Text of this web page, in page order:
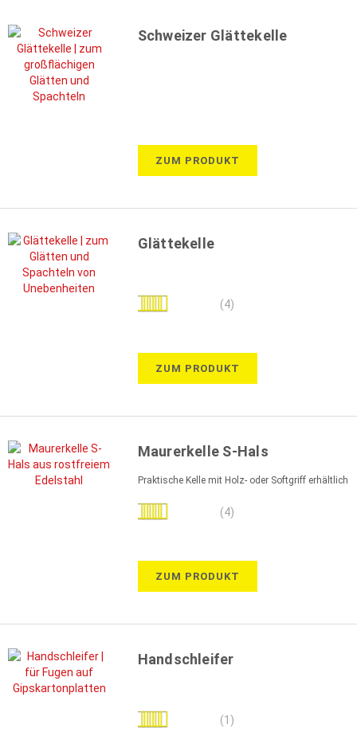
Schweizer Glättekelle
ZUM PRODUKT
Glättekelle
Bewertung: (4)
ZUM PRODUKT
Maurerkelle S-Hals
Praktische Kelle mit Holz- oder Softgriff erhältlich
Bewertung: (4)
ZUM PRODUKT
Handschleifer
Bewertung: (1)